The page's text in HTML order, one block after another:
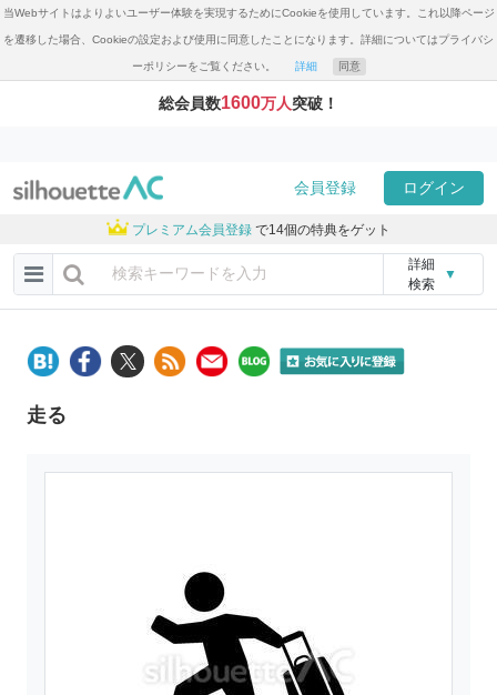
当Webサイトはよりよいユーザー体験を実現するためにCookieを使用しています。これ以降ページ
を遷移した場合、Cookieの設定および使用に同意したことになります。詳細についてはプライバシ
ーポリシーをご覧ください。 詳細 同意
総会員数1600万人突破！
会員登録 ログイン
プレミアム会員登録 で14個の特典をゲット
詳細
検索
▼
走る